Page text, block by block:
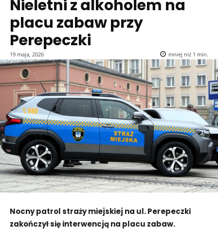
Nieletni z alkoholem na
placu zabaw przy
Perepeczki
19 maja, 2026 mniej niż 1 min.
Nocny patrol straży miejskiej na ul. Perepeczki
zakończył się interwencją na placu zabaw.